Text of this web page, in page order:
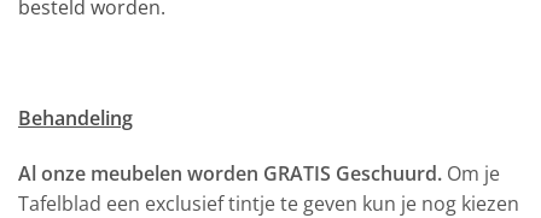
besteld worden.
Behandeling
Al onze meubelen worden GRATIS Geschuurd. Om je
Tafelblad een exclusief tintje te geven kun je nog kiezen